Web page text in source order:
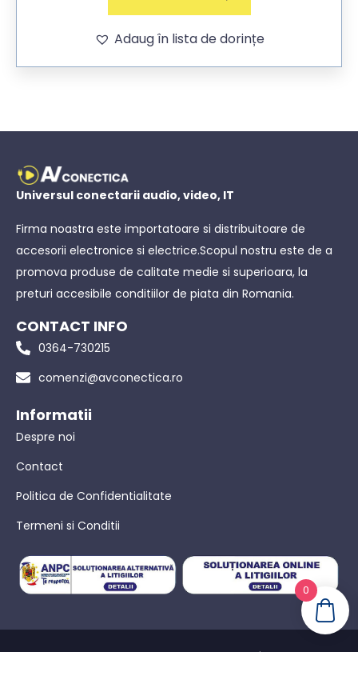
Adaug în lista de dorințe
Universul conectarii audio, video, IT
Firma noastra este importatoare si distribuitoare de
accesorii electronice si electrice.Scopul nostru este de a
promova produse de calitate medie si superioara, la
preturi accesibile conditiilor de piata din Romania.
CONTACT INFO
0364-730215
comenzi@avconectica.ro
Informatii
Despre noi
Contact
Politica de Confidentialitate
Termeni si Conditii
© AVConectica – Toate drepturile rezervate! |Politica de
0